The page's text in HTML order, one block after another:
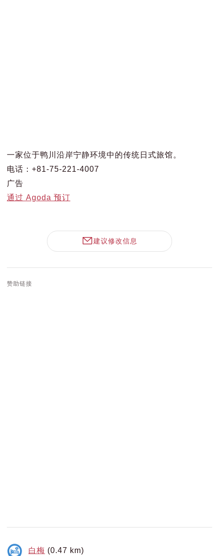
一家位于鸭川沿岸宁静环境中的传统日式旅馆。
电话：+81-75-221-4007
广告
通过 Agoda 预订
建议修改信息
赞助链接
白梅 (0.47 km)